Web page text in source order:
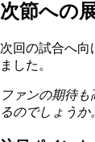
次節への
次回の試合へ向
ました。
ファンの期待
るのでしょうか